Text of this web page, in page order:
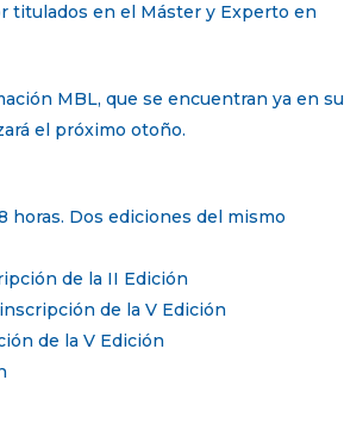
titulados en el Máster y Experto en
MBL, que se encuentran ya en su
el próximo otoño.
horas. Dos ediciones del mismo
de la II Edición
de la V Edición
de la V Edición